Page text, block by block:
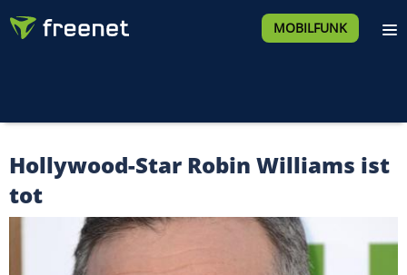
MOBILFUNK
Hollywood-Star Robin Williams ist
tot